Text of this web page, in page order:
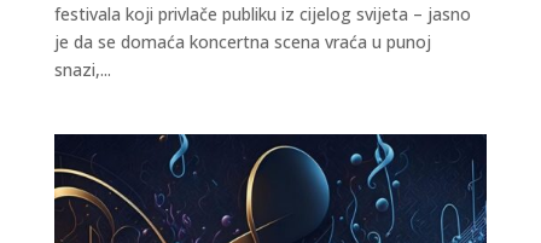
festivala koji privlače publiku iz cijelog svijeta – jasno
je da se domaća koncertna scena vraća u punoj
snazi,...